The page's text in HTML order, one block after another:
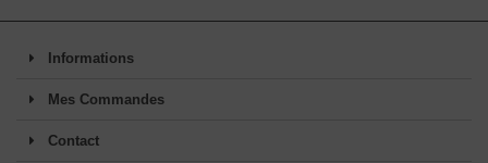
Informations
Mes Commandes
Contact